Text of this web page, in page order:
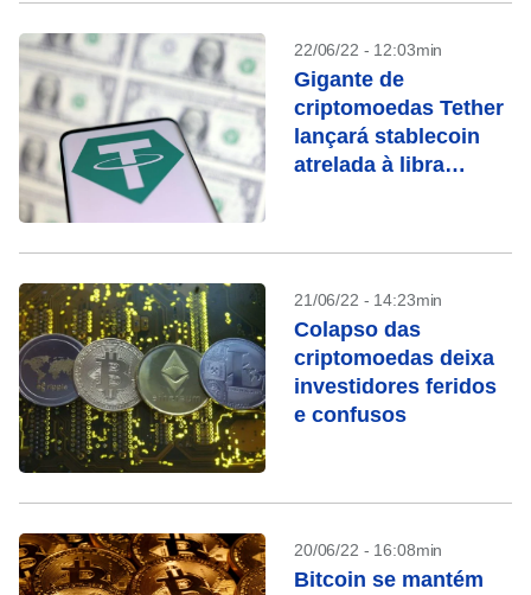
22/06/22 - 12:03min
Gigante de
criptomoedas Tether
lançará stablecoin
atrelada à libra
21/06/22 - 14:23min
Colapso das
criptomoedas deixa
investidores feridos
e confusos
20/06/22 - 16:08min
Bitcoin se mantém